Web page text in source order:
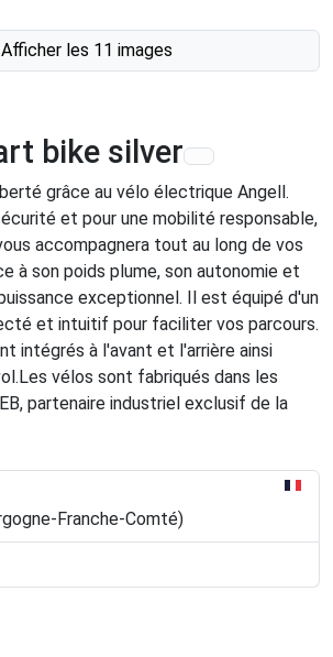
Afficher les 11 images
bike silver
grâce au vélo électrique Angell.
et pour une mobilité responsable,
accompagnera tout au long de vos
à son poids plume, son autonomie et
exceptionnel. Il est équipé d'un
et intuitif pour faciliter vos parcours.
intégrés à l'avant et l'arrière ainsi
vélos sont fabriqués dans les
partenaire industriel exclusif de la
Franche-Comté)